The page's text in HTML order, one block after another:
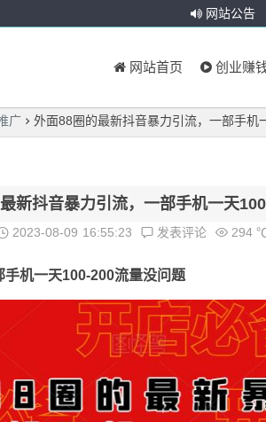
网站公告
网站首页 创业赚
广 外面88圈的最新抖音暴力引流，一部手机
新抖音暴力引流，一部手机一天
2023-08-09 16:55:23 发表评论 294
手机一天100-200流量没问题